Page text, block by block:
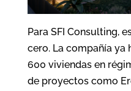
Para SFI Consulting,
cero. La compañía ya
600 viviendas en
de proyectos como